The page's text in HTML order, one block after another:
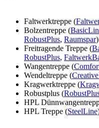
Faltwerktreppe (
Bolzentreppe (
RobustPlus, Raumspar)
Freitragende Treppe (
RobustPlus,
Wangentreppe (
Wendeltreppe (
Kragwerktreppe (
Robustplus (
HPL
HPL Treppe (SteelLine